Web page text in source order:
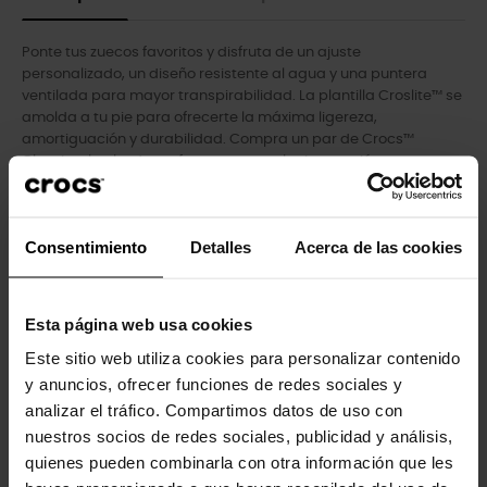
Consentimiento Detalles Acerca de las cookies
Esta página web usa cookies
Este sitio web utiliza cookies para personalizar contenido
y anuncios, ofrecer funciones de redes sociales y
analizar el tráfico. Compartimos datos de uso con
nuestros socios de redes sociales, publicidad y análisis,
quienes pueden combinarla con otra información que les
Ponte tus zuecos favoritos y disfruta de un ajuste
personalizado, un diseño resistente al agua y una puntera
ventilada para mayor transpirabilidad. La plantilla Croslite™ se
amolda a tu pie para ofrecerte la máxima ligereza,
amortiguación y durabilidad. Compra un par de Crocs™
Classic, el calzado perfecto para cualquier ocasión.
- Los orificios de ventilación añaden transpirabilidad y ayudan
- Material Croslite™ totalmente moldeado para ofrecer la
- Suelas ligeras que no dejan marcas.
- Perfectas para el agua y flotantes, sólo pesan unos gramos.
Los clientes que compraron este